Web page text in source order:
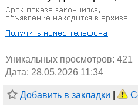
Уникальных просмотров: 421
Дата: 28.05.2026 11:34
Добавить в закладки